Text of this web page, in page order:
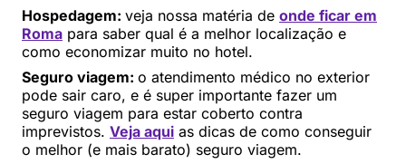
Hospedagem: veja nossa matéria de onde ficar em
Roma para saber qual é a melhor localização e
como economizar muito no hotel.
Seguro viagem: o atendimento médico no exterior
pode sair caro, e é super importante fazer um
seguro viagem para estar coberto contra
imprevistos. Veja aqui as dicas de como conseguir
o melhor (e mais barato) seguro viagem.